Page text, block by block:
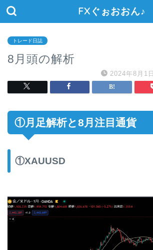
FXぐぉおおん♪
トレード日誌
8月頭の解析
2024年8月1日
①月足解析と8月注目通貨
①XAUUSD